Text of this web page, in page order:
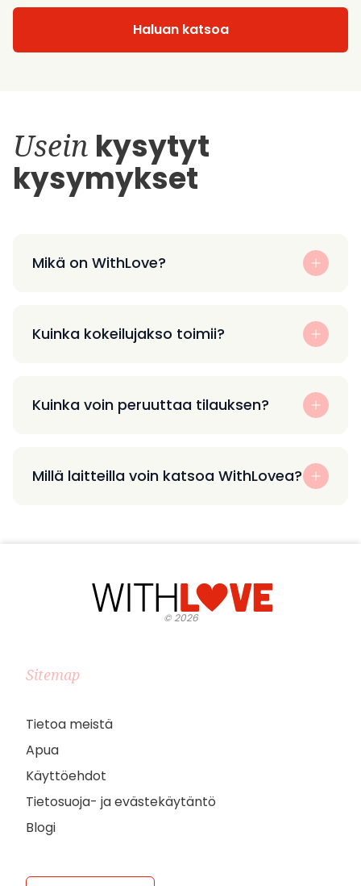
Haluan katsoa
Usein kysytyt
kysymykset
Mikä on WithLove?
Kuinka kokeilujakso toimii?
Kuinka voin peruuttaa tilauksen?
Millä laitteilla voin katsoa WithLovea?
©2026
Sitemap
Tietoa meistä
Apua
Käyttöehdot
Tietosuoja- ja evästekäytäntö
Blogi